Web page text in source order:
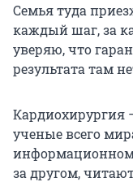
Семья туда
каждый шаг, за
уверяю, что
результата там
Кардиохирургия
ученые всего
информационном
за другом,